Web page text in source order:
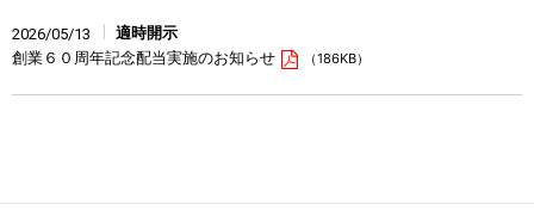
2026/05/13
適時開示
創業６０周年記念配当実施のお知らせ
（186KB）